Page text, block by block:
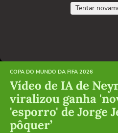
Tentar
COPA DO MUNDO DA FIFA 2026
Vídeo de IA de
viralizou ganha
'esporro' de Jorge
pôquer’